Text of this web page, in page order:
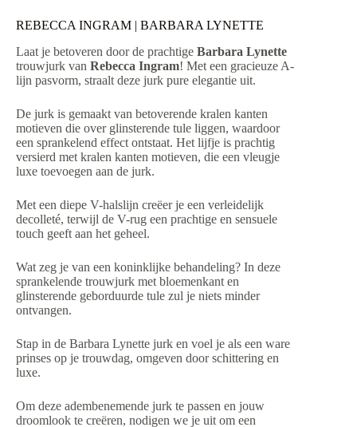
REBECCA INGRAM | BARBARA LYNETTE
Laat je betoveren door de prachtige Barbara Lynette
trouwjurk van Rebecca Ingram! Met een gracieuze A-
lijn pasvorm, straalt deze jurk pure elegantie uit.
De jurk is gemaakt van betoverende kralen kanten
motieven die over glinsterende tule liggen, waardoor
een sprankelend effect ontstaat. Het lijfje is prachtig
versierd met kralen kanten motieven, die een vleugje
luxe toevoegen aan de jurk.
Met een diepe V-halslijn creëer je een verleidelijk
decolleté, terwijl de V-rug een prachtige en sensuele
touch geeft aan het geheel.
Wat zeg je van een koninklijke behandeling? In deze
sprankelende trouwjurk met bloemenkant en
glinsterende geborduurde tule zul je niets minder
ontvangen.
Stap in de Barbara Lynette jurk en voel je als een ware
prinses op je trouwdag, omgeven door schittering en
luxe.
Om deze adembenemende jurk te passen en jouw
droomlook te creëren, nodigen we je uit om een